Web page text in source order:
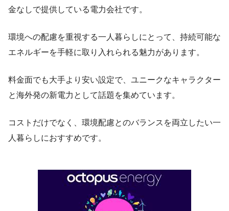
金なしで提供している電力会社です。
環境への配慮を重視する一人暮らしにとって、持続可能な
エネルギーを手軽に取り入れられる魅力があります。
料金面でも大手より安い設定で、ユニークなキャラクター
と海外発の新電力として話題を集めています。
コストだけでなく、環境配慮とのバランスを両立したい一
人暮らしにおすすめです。